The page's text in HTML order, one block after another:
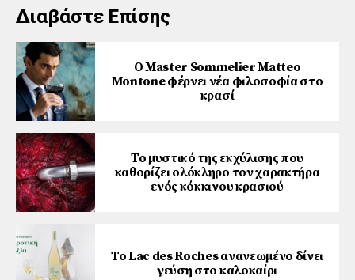
Διαβάστε Επίσης
Ο Master Sommelier Matteo
Montone φέρνει νέα φιλοσοφία στο
κρασί
Το μυστικό της εκχύλισης που
καθορίζει ολόκληρο τον χαρακτήρα
ενός κόκκινου κρασιού
Το Lac des Roches ανανεωμένο δίνει
γεύση στο καλοκαίρι